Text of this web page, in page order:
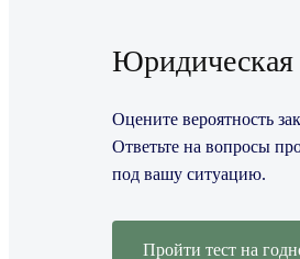
Оцените вероятность
Ответьте на вопросы
под вашу ситуацию.
Пройти тест на